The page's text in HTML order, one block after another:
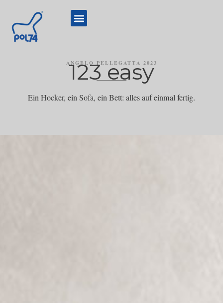
ANGELO PELLEGATTA 2023
123 easy
Ein Hocker, ein Sofa, ein Bett: alles auf einmal fertig.